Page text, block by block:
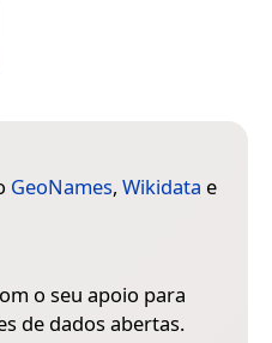
GeoNames, Wikidata e
o seu apoio para
de dados abertas.